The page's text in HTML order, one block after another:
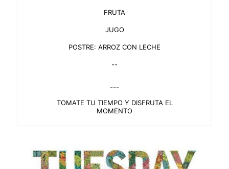
FRUTA
JUGO
POSTRE: ARROZ CON LECHE
--
---
TOMATE TU TIEMPO Y DISFRUTA EL
MOMENTO